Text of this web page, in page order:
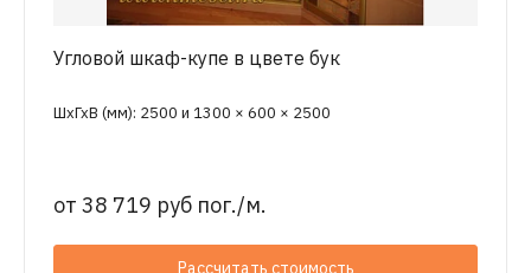
Угловой шкаф-купе в цвете бук
ШхГхВ (мм): 2500 и 1300 × 600 × 2500
от 38 719 руб пог./м.
Рассчитать стоимость